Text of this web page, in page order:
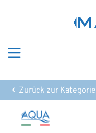
Zurück zur Kategorie